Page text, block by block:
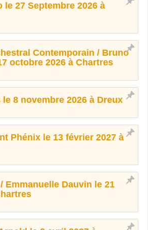
le 27 Septembre 2026 à
Contemporain / Bruno
octobre 2026 à Chartres
8 novembre 2026 à Dreux
Phénix le 13 février 2027 à
Emmanuelle Dauvin le 21